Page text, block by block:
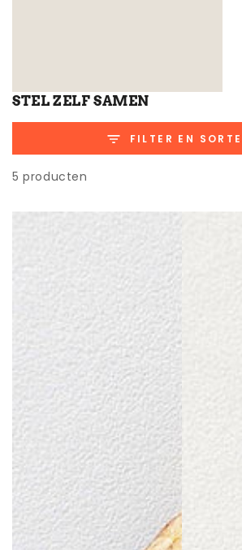
STEL ZELF SAMEN
FILTER EN
5 producten